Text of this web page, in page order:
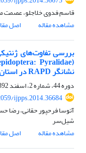
قاسم فدوی خلاجلو، عصمت
مشاهده مقاله
اصل
بررسی تفاوت‌های
نشانگر RAPD در استان گیلان از ایران
دوره 44، شماره 2، اسفند 1392، صفحه
ijpps.2014.36684
آتوسا فرحپور حقانی، رضا
‌شیل‌سر
مشاهده مقاله
اصل